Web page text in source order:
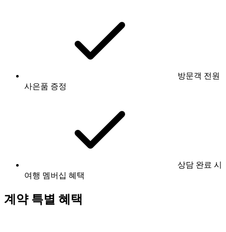
방문객 전원
사은품 증정
상담 완료 시
여행 멤버십 혜택
계약 특별 혜택